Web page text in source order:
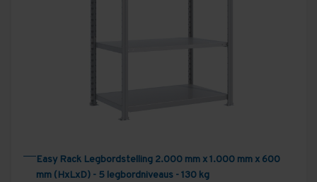
Easy Rack Legbordstelling 2.000 mm x 1.000 mm x 600
mm (HxLxD) - 5 legbordniveaus - 130 kg